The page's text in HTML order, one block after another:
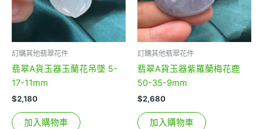
訂購其他翡翠花件
翡翠A貨玉器玉蘭花吊墜 5-
17-11mm
$2,180
加入購物車
訂購其他翡翠花件
翡翠A貨玉器紫羅蘭梅花鹿
50-35-9mm
$2,680
加入購物車